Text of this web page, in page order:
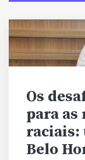
Os
para
raciais:
Belo